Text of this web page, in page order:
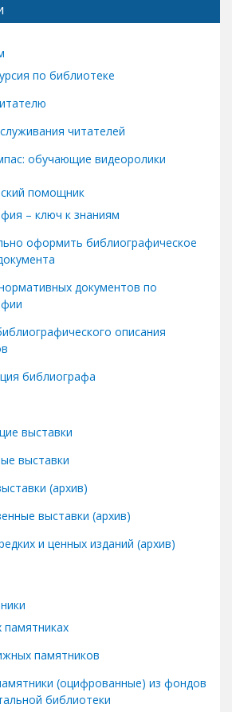
по библиотеке
читателей
обучающие видеоролики
помощник
– ключ к знаниям
оформить библиографическое
документов по
описания
библиографа
выставки
выставки
(архив)
выставки (архив)
и ценных изданий (архив)
памятников
(оцифрованные) из фондов
библиотеки